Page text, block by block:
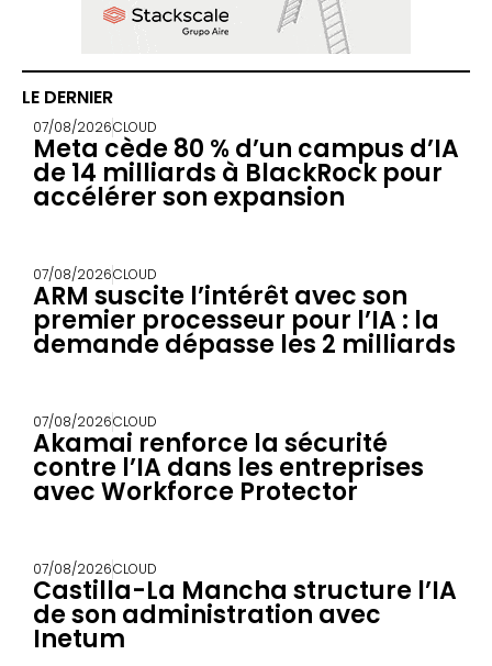
LE DERNIER
07/08/2026CLOUD
Meta cède 80 % d’un campus d’IA
de 14 milliards à BlackRock pour
accélérer son expansion
07/08/2026CLOUD
ARM suscite l’intérêt avec son
premier processeur pour l’IA : la
demande dépasse les 2 milliards
07/08/2026CLOUD
Akamai renforce la sécurité
contre l’IA dans les entreprises
avec Workforce Protector
07/08/2026CLOUD
Castilla-La Mancha structure l’IA
de son administration avec
Inetum